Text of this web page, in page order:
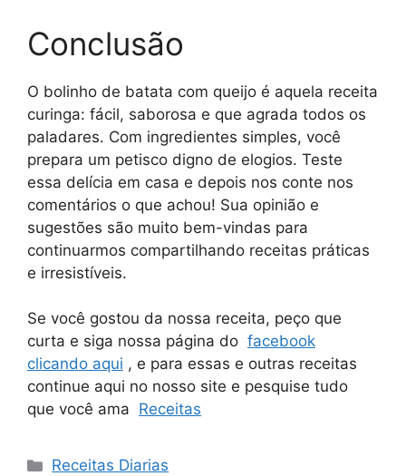
Conclusão
O bolinho de batata com queijo é aquela receita
curinga: fácil, saborosa e que agrada todos os
paladares. Com ingredientes simples, você
prepara um petisco digno de elogios. Teste
essa delícia em casa e depois nos conte nos
comentários o que achou! Sua opinião e
sugestões são muito bem-vindas para
continuarmos compartilhando receitas práticas
e irresistíveis.
Se você gostou da nossa receita, peço que
curta e siga nossa página do facebook
clicando aqui , e para essas e outras receitas
continue aqui no nosso site e pesquise tudo
que você ama Receitas
Categorias
Receitas Diarias